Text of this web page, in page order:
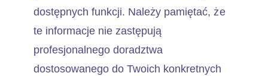
dostępnych funkcji. Należy pamiętać, że
te informacje nie zastępują
profesjonalnego doradztwa
dostosowanego do Twoich konkretnych